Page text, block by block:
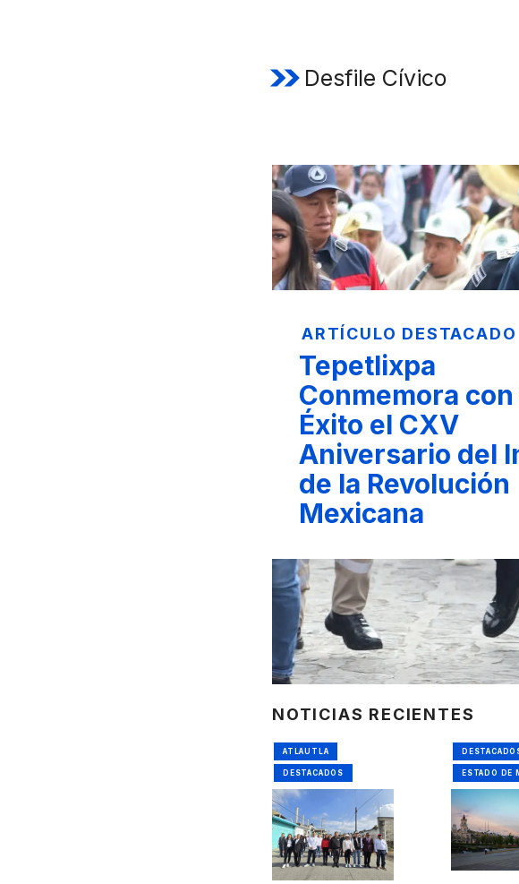
Desfile Cívico
ARTÍCULO DESTACADO
Tepetlixpa
Conmemora con
Éxito el CXV
Aniversario del
de la Revolución
Mexicana
NOTICIAS RECIENTES
ATLAUTLA
DESTACADOS ESTADO DE